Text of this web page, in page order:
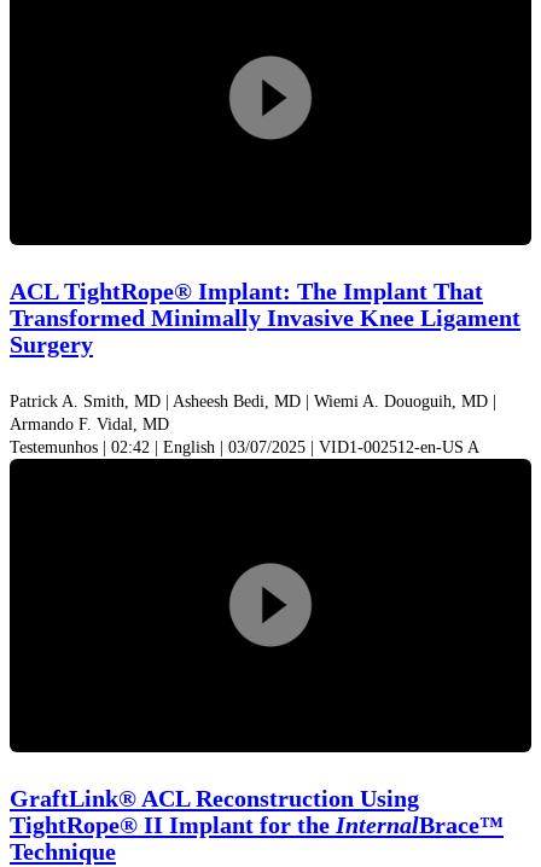
vídeo
ACL TightRope® Implant: The Implant That
Transformed Minimally Invasive Knee Ligament
Surgery
Patrick A. Smith, MD | Asheesh Bedi, MD | Wiemi A. Douoguih, MD |
Armando F. Vidal, MD
Testemunhos | 02:42 | English | 03/07/2025 | VID1-002512-en-US A
vídeo
GraftLink® ACL Reconstruction Using
TightRope® II Implant for the InternalBrace™
Technique